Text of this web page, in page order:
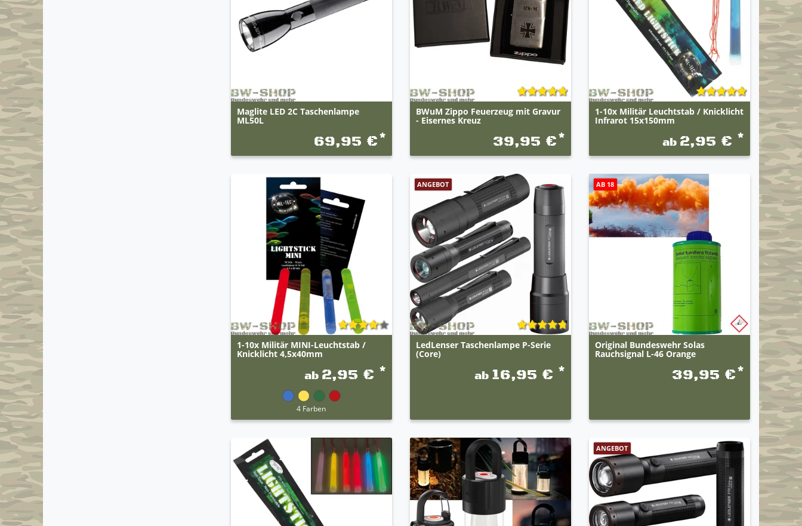
Maglite LED 2C Taschenlampe
ML50L
69,95 €*
BWuM Zippo Feuerzeug mit Gravur
- Eisernes Kreuz
39,95 €*
1-10x Militär Leuchtstab / Knicklicht
Infrarot 15x150mm
ab 2,95 € *
1-10x Militär MINI-Leuchtstab /
Knicklicht 4,5x40mm
ab 2,95 € *
4 Farben
ANGEBOT
LedLenser Taschenlampe P-Serie
(Core)
ab 16,95 € *
AB 18
Original Bundeswehr Solas
Rauchsignal L-46 Orange
39,95 €*
ANGEBOT